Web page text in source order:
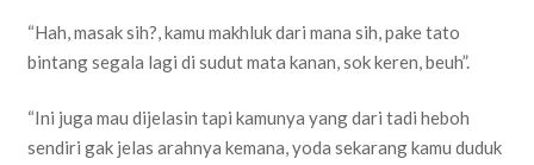
“Hah, masak sih?, kamu makhluk dari mana sih, pake tato
bintang segala lagi di sudut mata kanan, sok keren, beuh”.
“Ini juga mau dijelasin tapi kamunya yang dari tadi heboh
sendiri gak jelas arahnya kemana, yoda sekarang kamu duduk